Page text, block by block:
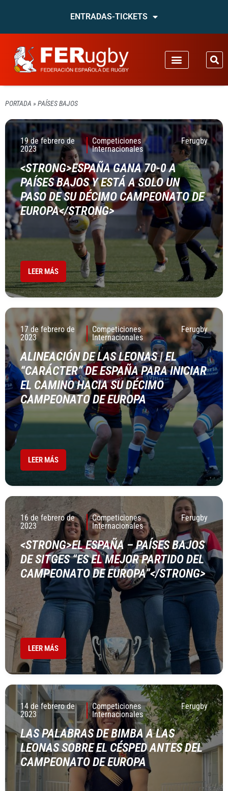
ENTRADAS-TICKETS
PORTADA » PAÍSES BAJOS
19 de febrero de
2023
Competiciones
Internacionales
Ferugby
<STRONG>ESPAÑA GANA 70-0 A
PAÍSES BAJOS Y ESTÁ A SOLO UN
PASO DE SU DÉCIMO CAMPEONATO DE
EUROPA</STRONG>
LEER MÁS
17 de febrero de
2023
Competiciones
Internacionales
Ferugby
ALINEACIÓN DE LAS LEONAS | EL
“CARÁCTER” DE ESPAÑA PARA INICIAR
EL CAMINO HACIA SU DÉCIMO
CAMPEONATO DE EUROPA
LEER MÁS
16 de febrero de
2023
Competiciones
Internacionales
Ferugby
<STRONG>EL ESPAÑA – PAÍSES BAJOS
DE SITGES “ES EL MEJOR PARTIDO DEL
CAMPEONATO DE EUROPA”</STRONG>
LEER MÁS
14 de febrero de
2023
Competiciones
Internacionales
Ferugby
LAS PALABRAS DE BIMBA A LAS
LEONAS SOBRE EL CÉSPED ANTES DEL
CAMPEONATO DE EUROPA